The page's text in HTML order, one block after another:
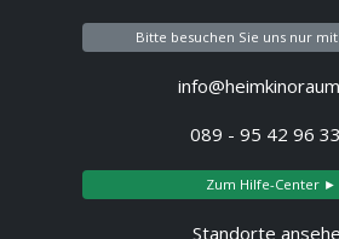
Bitte besuchen Sie uns nur
089 - 95 42 96
Zum Hilfe-Center ►
Standorte